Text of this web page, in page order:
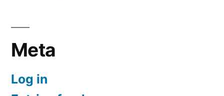
Meta
Log in